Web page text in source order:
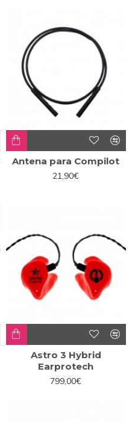
Antena para Compilot
21,90€
Astro 3 Hybrid
Earprotech
799,00€